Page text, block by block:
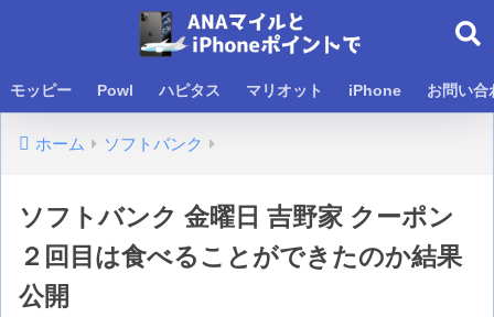
モッピー Powl ハピタス マリオット iPhone お問い合
ホーム ソフトバンク
ソフトバンク 金曜日 吉野家 クーポン
２回目は食べることができたのか結果
公開